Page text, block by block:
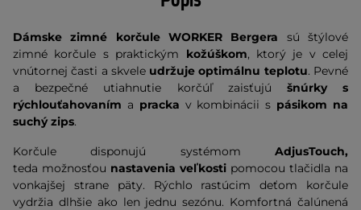
Dámske zimné korčule WORKER Bergera sú štýlové
zimné korčule s praktickým kožúškom, ktorý je v celej
vnútornej časti a skvele udržuje optimálnu teplotu. Pevné
a bezpečné utiahnutie korčúľ zaisťujú šnúrky s
rýchlouťahovaním a pracka v kombinácii s pásikom na
suchý zips.
Korčule disponujú systémom AdjusTouch,
teda možnosťou nastavenia veľkosti pomocou tlačidla na
vonkajšej strane päty. Rýchlo rastúcim deťom korčule
vydržia dlhšie ako len jednu sezónu. Komfortná čalúnená